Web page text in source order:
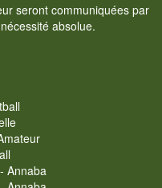
seront communiquées par
absolue.
Annaba